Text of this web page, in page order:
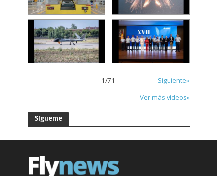
1/71
Siguiente»
Ver más vídeos»
Sígueme